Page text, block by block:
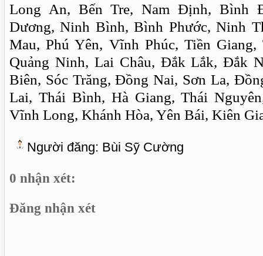
Long An, Bến Tre, Nam Định, Bình
Dương, Ninh Bình, Bình Phước, Ninh
Mau, Phú Yên, Vĩnh Phúc, Tiền
Quảng Ninh, Lai Châu, Đắk Lắk, Đắk
Biên, Sóc Trăng, Đồng Nai, Sơn La,
Lai, Thái Bình, Hà Giang, Thái
Vĩnh Long, Khánh Hòa, Yên Bái, Kiên
Người đăng: Bùi Sỹ Cường
0 nhận xét:
Đăng nhận xét